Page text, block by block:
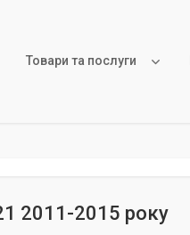
Товари та послуги
2011-2015 року